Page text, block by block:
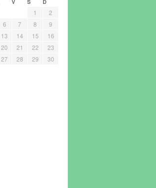
V S D
1
2
6 7 8
9
13 14 15
16
20 21 22
23
27 28 29
30